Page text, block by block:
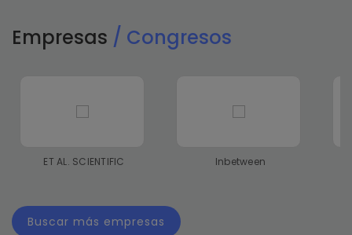
Empresas / Congresos
ET AL. SCIENTIFIC Inbetween
Buscar más empresas